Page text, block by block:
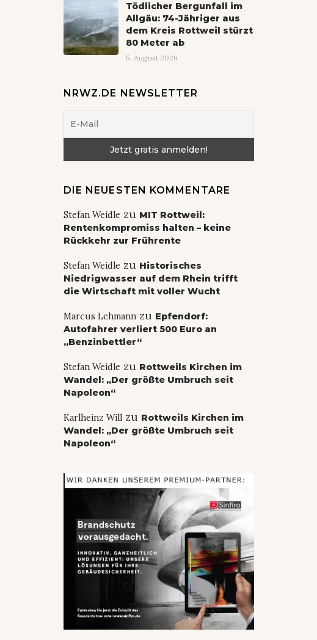
Tödlicher Bergunfall im
Allgäu: 74-Jähriger aus
dem Kreis Rottweil stürzt
80 Meter ab
5. August 2026
NRWZ.DE NEWSLETTER
DIE NEUESTEN KOMMENTARE
Stefan Weidle zu MIT Rottweil:
Rentenkompromiss halten – keine
Rückkehr zur Frührente
Stefan Weidle zu Historisches
Niedrigwasser auf dem Rhein trifft
die Wirtschaft mit voller Wucht
Marcus Lehmannzu Epfendorf:
Autofahrer verliert 500 Euro an
„Benzinbettler“
Stefan Weidle zu Rottweils Kirchen im
Wandel: „Der größte Umbruch seit
Napoleon“
Karlheinz Willzu Rottweils Kirchen im
Wandel: „Der größte Umbruch seit
Napoleon“